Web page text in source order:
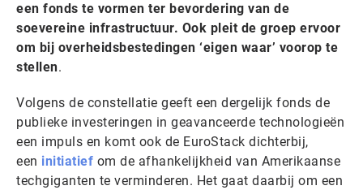
een fonds te vormen ter bevordering van de
soevereine infrastructuur. Ook pleit de groep ervoor
om bij overheidsbestedingen ‘eigen waar’ voorop te
stellen.
Volgens de constellatie geeft een dergelijk fonds de
publieke investeringen in geavanceerde technologieën
een impuls en komt ook de EuroStack dichterbij,
een initiatief om de afhankelijkheid van Amerikaanse
techgiganten te verminderen. Het gaat daarbij om een